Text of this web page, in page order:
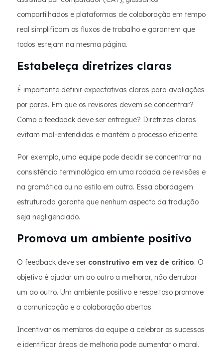
compartilhados e plataformas de colaboração em tempo
real simplificam os fluxos de trabalho e garantem que
todos estejam na mesma página.
Estabeleça diretrizes claras
É importante definir expectativas claras para avaliações
por pares. Em que os revisores devem se concentrar?
Como o feedback deve ser entregue? Diretrizes claras
evitam mal-entendidos e mantêm o processo eficiente.
Por exemplo, uma equipe pode decidir se concentrar na
consistência terminológica em uma rodada de revisões e
na gramática ou no estilo em outra. Essa abordagem
estruturada garante que nenhum aspecto da tradução
seja negligenciado.
Promova um ambiente positivo
O feedback deve ser construtivo em vez de crítico. O
objetivo é ajudar um ao outro a melhorar, não derrubar
um ao outro. Um ambiente positivo e respeitoso promove
a comunicação e a colaboração abertas.
Incentivar os membros da equipe a celebrar os sucessos
e identificar áreas de melhoria pode aumentar o moral.